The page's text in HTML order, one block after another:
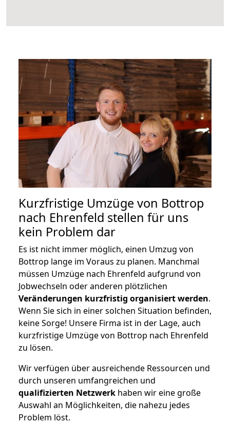
Kurzfristige Umzüge von Bottrop
nach Ehrenfeld stellen für uns
kein Problem dar
Es ist nicht immer möglich, einen Umzug von
Bottrop lange im Voraus zu planen. Manchmal
müssen Umzüge nach Ehrenfeld aufgrund von
Jobwechseln oder anderen plötzlichen
Veränderungen kurzfristig organisiert werden.
Wenn Sie sich in einer solchen Situation befinden,
keine Sorge! Unsere Firma ist in der Lage, auch
kurzfristige Umzüge von Bottrop nach Ehrenfeld
zu lösen.
Wir verfügen über ausreichende Ressourcen und
durch unseren umfangreichen und
qualifizierten Netzwerk haben wir eine große
Auswahl an Möglichkeiten, die nahezu jedes
Problem löst.